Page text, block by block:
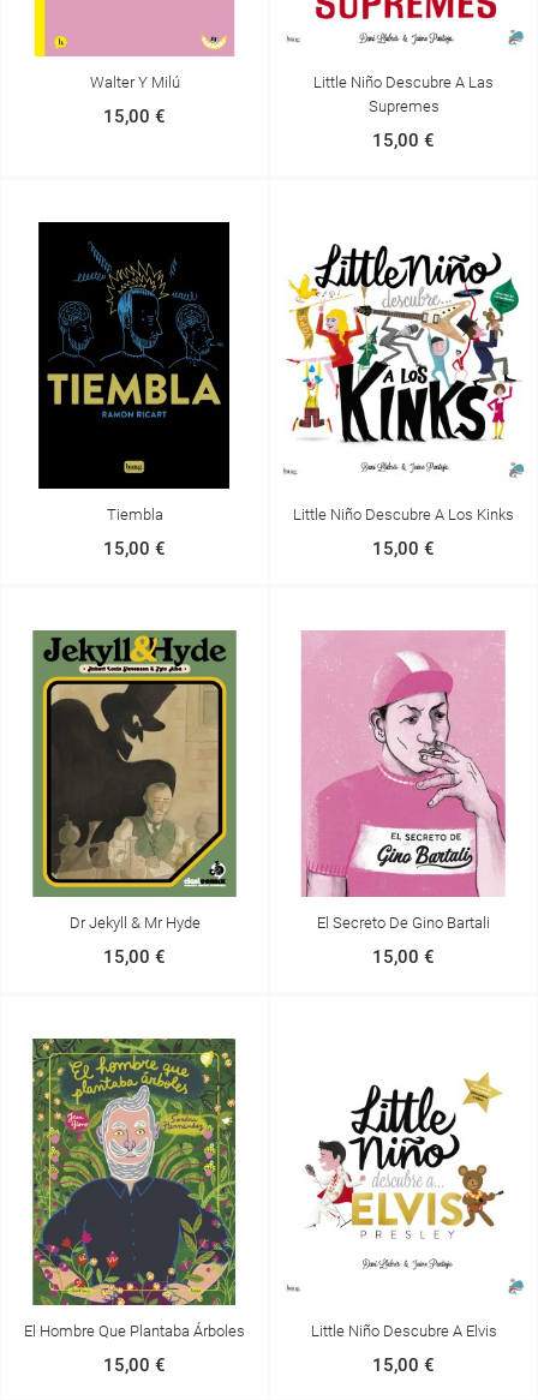
Walter Y Milú
15,00 €
Little Niño Descubre A Las
Supremes
15,00 €
Tiembla
15,00 €
Little Niño Descubre A Los Kinks
15,00 €
Dr Jekyll & Mr Hyde
15,00 €
El Secreto De Gino Bartali
15,00 €
El Hombre Que Plantaba Árboles
15,00 €
Little Niño Descubre A Elvis
15,00 €